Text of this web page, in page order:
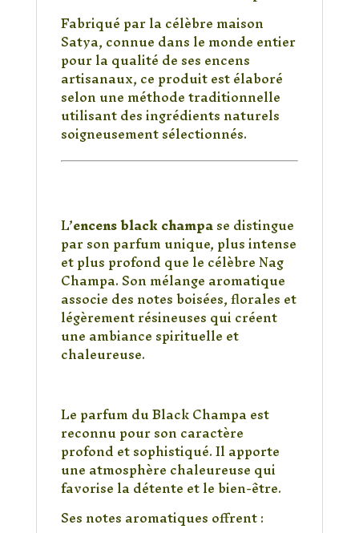
Fabriqué par la célèbre maison
Satya, connue dans le monde entier
pour la qualité de ses encens
artisanaux, ce produit est élaboré
selon une méthode traditionnelle
utilisant des ingrédients naturels
soigneusement sélectionnés.
Pourquoi choisir
L’encens black champase distingue
par son parfum unique, plus intense
et plus profond que le célèbre Nag
Champa. Son mélange aromatique
associe des notes boisées, florales et
légèrement résineuses qui créent
une ambiance spirituelle et
chaleureuse.
Le parfum du Black Champa est
reconnu pour son caractère
profond et sophistiqué. Il apporte
une atmosphère chaleureuse qui
favorise la détente et le bien-être.
Ses notes aromatiques offrent :